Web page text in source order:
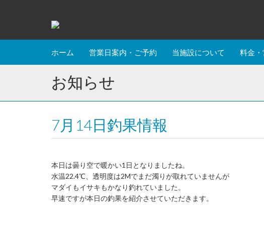
ホーム 営業日案内・ご予約 当施設について 料金
お知らせ
7月14日釣果情報
本日は曇り空で暖かい1日となりましたね。
水温22.4℃、透明度は2Mでまだ濁りが取れていませんが
マダイもイサキもかなり釣れていました。
早速ですが本日の釣果を紹介させていただきます。